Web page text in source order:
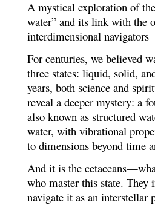
A mystical exploration of
water” and its link with the
interdimensional navigators
For centuries, we believed
three states: liquid, solid,
years, both science and
reveal a deeper mystery: a
also known as structured
water, with vibrational
to dimensions beyond time
And it is the
who master this state. They
navigate it as an interstellar